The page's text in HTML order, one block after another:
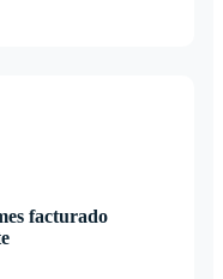
facturado